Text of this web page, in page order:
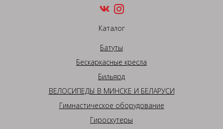
Каталог
Батуты
Бескаркасные кресла
Бильярд
ВЕЛОСИПЕДЫ В МИНСКЕ И БЕЛАРУСИ
Гимнастическое оборудование
Гироскутеры